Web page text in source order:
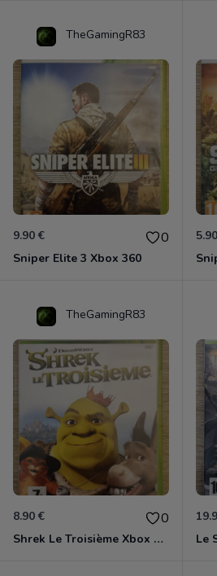
TheGamingR83
9.90 € 0
Sniper Elite 3 Xbox 360
TheGamingR83
8.90 € 0
Shrek Le Troisième Xbox 360